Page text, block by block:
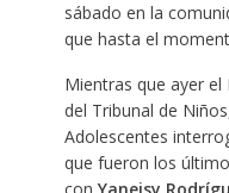
sábado en la
que hasta el
Mientras que ayer
del Tribunal de
Adolescentes
que fueron los